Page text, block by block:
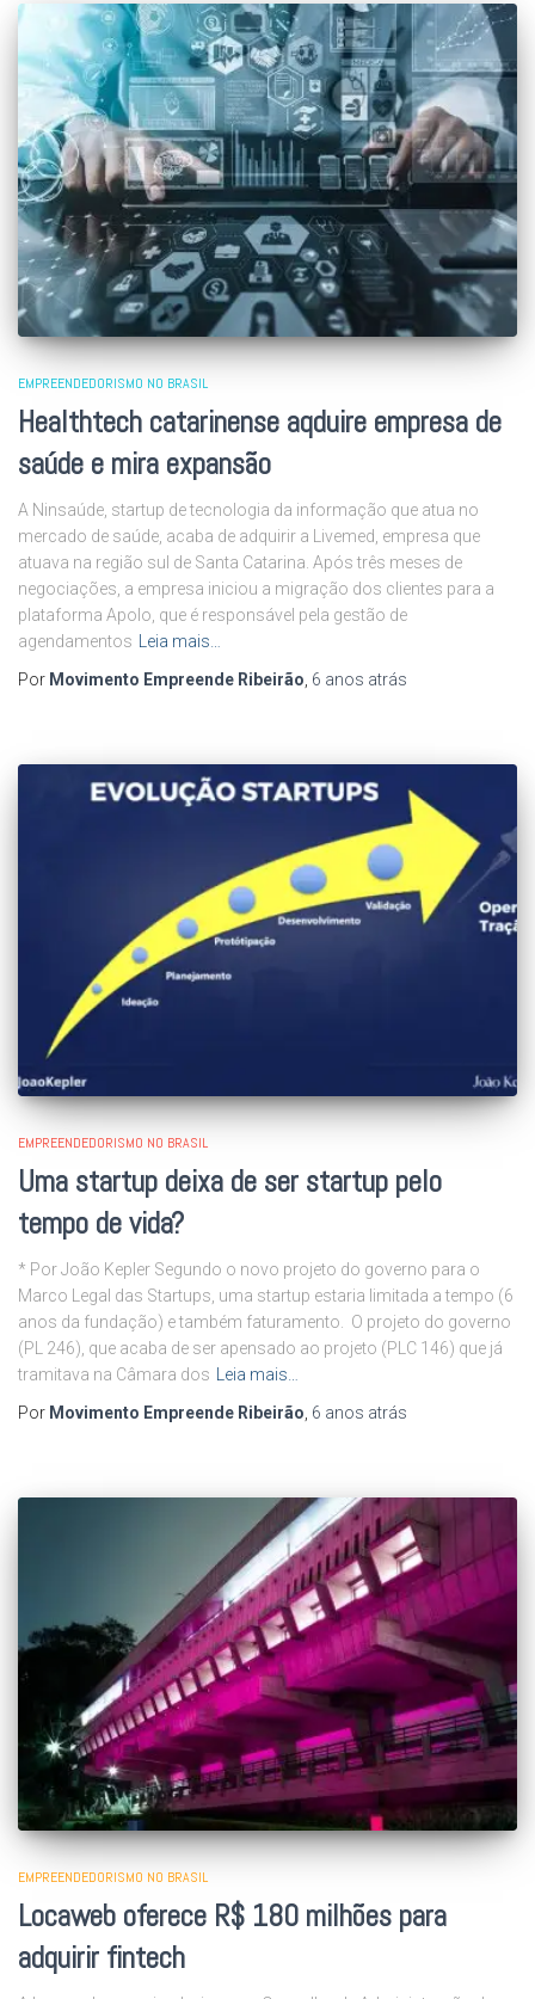
EMPREENDEDORISMO NO BRASIL
Healthtech catarinense aqduire empresa de
saúde e mira expansão
A Ninsaúde, startup de tecnologia da informação que atua no
mercado de saúde, acaba de adquirir a Livemed, empresa que
atuava na região sul de Santa Catarina. Após três meses de
negociações, a empresa iniciou a migração dos clientes para a
plataforma Apolo, que é responsável pela gestão de
agendamentos
Leia mais…
Por Movimento Empreende Ribeirão 6 anos atrás
EMPREENDEDORISMO NO BRASIL
Uma startup deixa de ser startup pelo
tempo de vida?
* Por João Kepler Segundo o novo projeto do governo para o
Marco Legal das Startups, uma startup estaria limitada a tempo (6
anos da fundação) e também faturamento. O projeto do governo
(PL 246), que acaba de ser apensado ao projeto (PLC 146) que já
tramitava na Câmara dos Leia mais…
Por Movimento Empreende Ribeirão, 6 anos atrás
EMPREENDEDORISMO NO BRASIL
Locaweb oferece R$ 180 milhões para
adquirir fintech